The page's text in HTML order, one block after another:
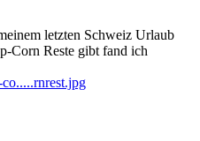
letzten Schweiz Urlaub
Corn Reste gibt fand ich